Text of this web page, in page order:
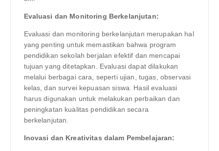
Evaluasi dan Monitoring Berkelanjutan:
Evaluasi dan monitoring berkelanjutan merupakan hal
yang penting untuk memastikan bahwa program
pendidikan sekolah berjalan efektif dan mencapai
tujuan yang ditetapkan. Evaluasi dapat dilakukan
melalui berbagai cara, seperti ujian, tugas, observasi
kelas, dan survei kepuasan siswa. Hasil evaluasi
harus digunakan untuk melakukan perbaikan dan
peningkatan kualitas pendidikan secara
berkelanjutan.
Inovasi dan Kreativitas dalam Pembelajaran: